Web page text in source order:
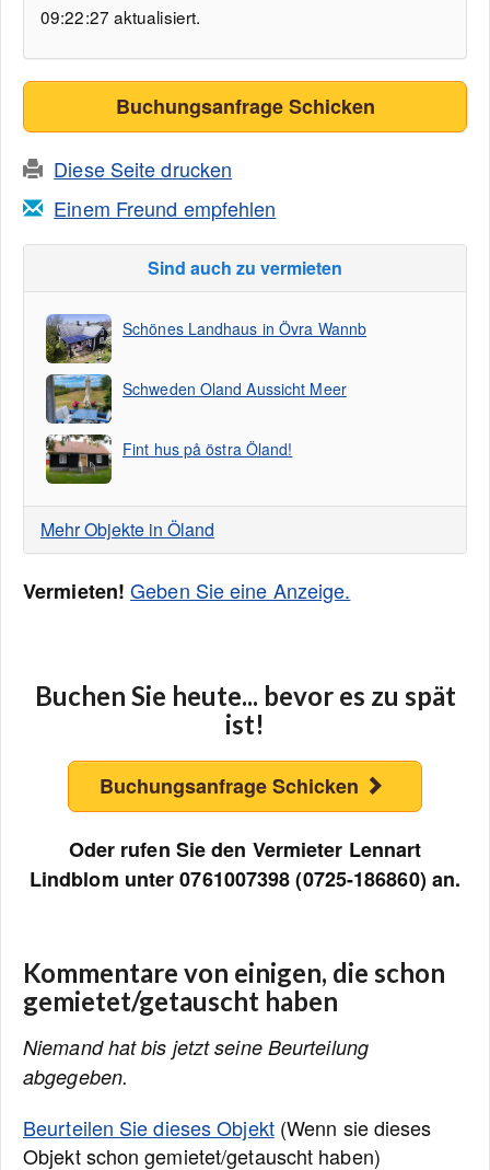
09:22:27 aktualisiert.
Buchungsanfrage Schicken
Diese Seite drucken
Einem Freund empfehlen
Sind auch zu vermieten
Schönes Landhaus in Övra Wannb
Schweden Oland Aussicht Meer
Fint hus på östra Öland!
Mehr Objekte in Öland
Vermieten! Geben Sie eine Anzeige.
Buchen Sie heute... bevor es zu spät
ist!
Buchungsanfrage Schicken
Oder rufen Sie den Vermieter Lennart
Lindblom unter 0761007398 (0725-186860) an.
Kommentare von einigen, die schon
gemietet/getauscht haben
Niemand hat bis jetzt seine Beurteilung
abgegeben.
Beurteilen Sie dieses Objekt(Wenn sie dieses
Objekt schon gemietet/getauscht haben)